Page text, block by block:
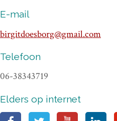
E-mail
birgitdoesborg@gmail.com
Telefoon
06-38343719
Elders op internet